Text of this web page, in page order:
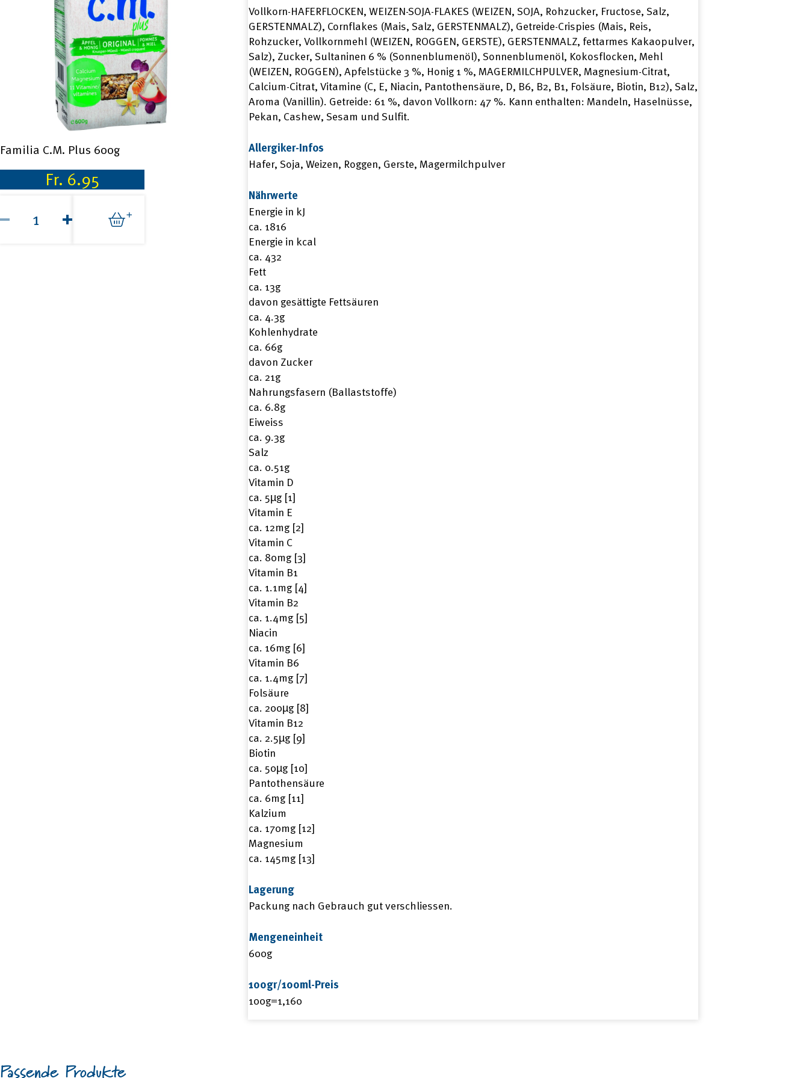
Familia C.M. Plus 600g
Fr. 6.95
Plus
Vollkorn-HAFERFLOCKEN, WEIZEN-SOJA-FLAKES (WEIZEN, SOJA, Rohzucker, Fructose, Salz,
GERSTENMALZ), Cornflakes (Mais, Salz, GERSTENMALZ), Getreide-Crispies (Mais, Reis,
Rohzucker, Vollkornmehl (WEIZEN, ROGGEN, GERSTE), GERSTENMALZ, fettarmes Kakaopulver,
Salz), Zucker, Sultaninen 6 % (Sonnenblumenöl), Sonnenblumenöl, Kokosflocken, Mehl
(WEIZEN, ROGGEN), Apfelstücke 3 %, Honig 1 %, MAGERMILCHPULVER, Magnesium-Citrat,
Calcium-Citrat, Vitamine (C, E, Niacin, Pantothensäure, D, B6, B2, B1, Folsäure, Biotin, B12), Salz,
Aroma (Vanillin). Getreide: 61 %, davon Vollkorn: 47 %. Kann enthalten: Mandeln, Haselnüsse,
Pekan, Cashew, Sesam und Sulfit.
Allergiker-Infos
Hafer, Soja, Weizen, Roggen, Gerste, Magermilchpulver
Nährwerte
Energie in kJ
ca. 1816
Energie in kcal
ca. 432
Fett
ca. 13g
davon gesättigte Fettsäuren
ca. 4.3g
Kohlenhydrate
ca. 66g
davon Zucker
ca. 21g
Nahrungsfasern (Ballaststoffe)
ca. 6.8g
Eiweiss
ca. 9.3g
Salz
ca. 0.51g
Vitamin D
ca. 5µg [1]
Vitamin E
ca. 12mg [2]
Vitamin C
ca. 80mg [3]
Vitamin B1
ca. 1.1mg [4]
Vitamin B2
ca. 1.4mg [5]
Niacin
ca. 16mg [6]
Vitamin B6
ca. 1.4mg [7]
Folsäure
ca. 200µg [8]
Vitamin B12
ca. 2.5µg [9]
Biotin
ca. 50µg [10]
Pantothensäure
ca. 6mg [11]
Kalzium
ca. 170mg [12]
Magnesium
ca. 145mg [13]
Lagerung
Packung nach Gebrauch gut verschliessen.
Mengeneinheit
600g
100gr/100ml-Preis
100g=1,160